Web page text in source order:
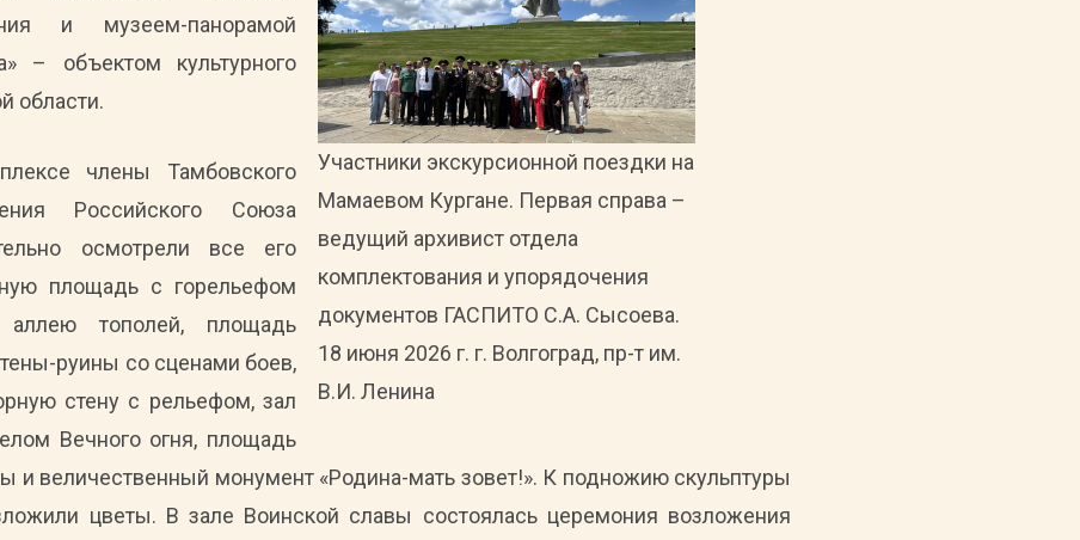
Участники экскурсионной поездки на
Мамаевом Кургане. Первая справа –
ведущий архивист отдела
комплектования и упорядочения
документов ГАСПИТО С.А. Сысоева.
18 июня 2026 г. г. Волгоград, пр-т им.
В.И. Ленина
и музеем-панорамой
– объектом культурного
области.
члены Тамбовского
Российского Союза
осмотрели все его
площадь с горельефом
аллею тополей, площадь
руины со сценами боев,
стену с рельефом, зал
Вечного огня, площадь
и величественный монумент «Родина-мать зовет!». К подножию скульптуры
цветы. В зале Воинской славы состоялась церемония возложения